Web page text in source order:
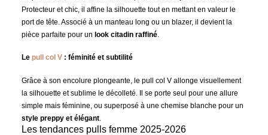
Protecteur et chic, il affine la silhouette tout en mettant en valeur le
port de tête. Associé à un manteau long ou un blazer, il devient la
pièce parfaite pour un look citadin raffiné.
Le pull col V : féminité et subtilité
Grâce à son encolure plongeante, le pull col V allonge visuellement
la silhouette et sublime le décolleté. Il se porte seul pour une allure
simple mais féminine, ou superposé à une chemise blanche pour un
style preppy et élégant
Les tendances pulls femme 2025-2026